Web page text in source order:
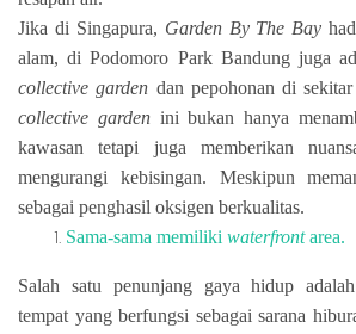
Jika di Singapura, Garden By The Bay
alam, di Podomoro Park Bandung juga
collective garden dan pepohonan di
collective garden ini bukan hanya
kawasan tetapi juga memberikan
mengurangi kebisingan. Meskipun
sebagai penghasil oksigen berkualitas.
Sama-sama memiliki waterfrontarea.
Salah satu penunjang gaya hidup
tempat yang berfungsi sebagai sarana